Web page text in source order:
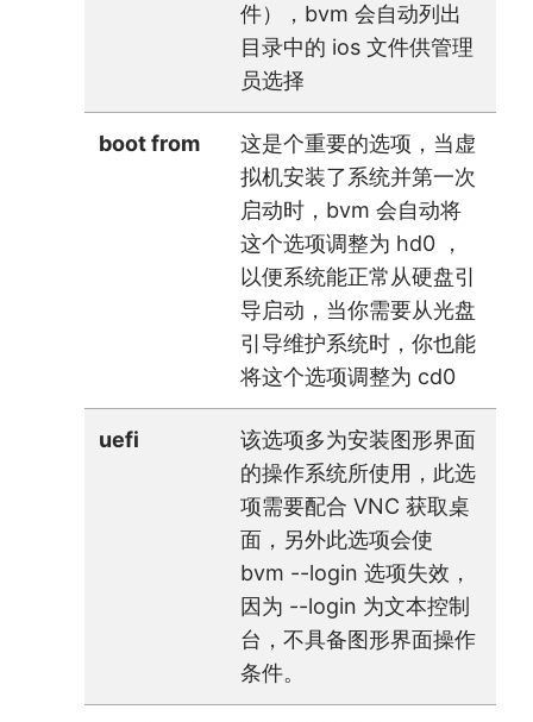
件），bvm 会自动列出
目录中的 ios 文件供管理
员选择
boot from
这是个重要的选项，当虚
拟机安装了系统并第一次
启动时，bvm 会自动将
这个选项调整为 hd0 ，
以便系统能正常从硬盘引
导启动，当你需要从光盘
引导维护系统时，你也能
将这个选项调整为 cd0
uefi
该选项多为安装图形界面
的操作系统所使用，此选
项需要配合 VNC 获取桌
面，另外此选项会使
bvm --login 选项失效，
因为 --login 为文本控制
台，不具备图形界面操作
条件。